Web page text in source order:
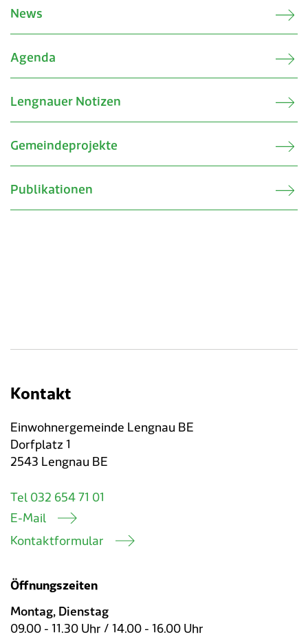
News
Agenda
Lengnauer Notizen
Gemeindeprojekte
Publikationen
Kontakt
Einwohnergemeinde Lengnau BE
Dorfplatz 1
2543 Lengnau BE
Tel 032 654 71 01
E-Mail
Kontaktformular
Öffnungszeiten
Montag, Dienstag
09.00 - 11.30 Uhr / 14.00 - 16.00 Uhr